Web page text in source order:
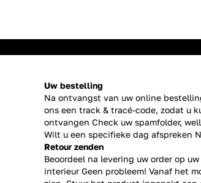
Uw bestelling
Na ontvangst van uw online
ons een track & tracé-code, zodat u
ontvangen Check uw spamfolder,
Wilt u een specifieke dag afspreken
Retour zenden
Beoordeel na levering uw order op
interieur Geen probleem! Vanaf het